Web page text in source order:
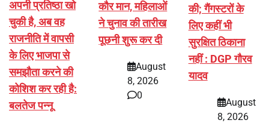
अपनी प्रतिष्ठा खो
चुकी है, अब वह
राजनीति में वापसी
के लिए भाजपा से
समझौता करने की
कोशिश कर रही है:
बलतेज पन्नू
कौर मान, महिलाओं
ने चुनाव की तारीख
पूछनी शुरू कर दी
August
8, 2026
0
की; गैंगस्टरों के
लिए कहीं भी
सुरक्षित ठिकाना
नहीं : DGP गौरव
यादव
August
8, 2026